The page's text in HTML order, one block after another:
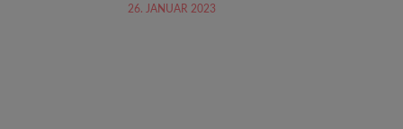
26. JANUAR 2023